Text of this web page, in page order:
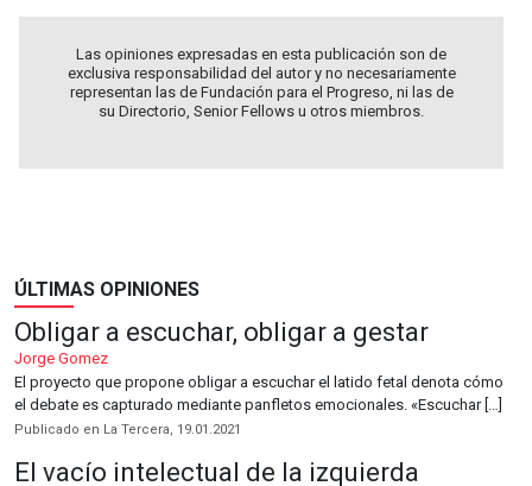
Las opiniones expresadas en esta publicación son de
exclusiva responsabilidad del autor y no necesariamente
representan las de Fundación para el Progreso, ni las de
su Directorio, Senior Fellows u otros miembros.
ÚLTIMAS OPINIONES
Obligar a escuchar, obligar a gestar
Jorge Gomez
El proyecto que propone obligar a escuchar el latido fetal denota cómo
el debate es capturado mediante panfletos emocionales. «Escuchar […]
Publicado en La Tercera, 19.01.2021
El vacío intelectual de la izquierda